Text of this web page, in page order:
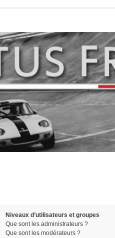
Niveaux d’utilisateurs et groupes
Que sont les administrateurs ?
Que sont les modérateurs ?